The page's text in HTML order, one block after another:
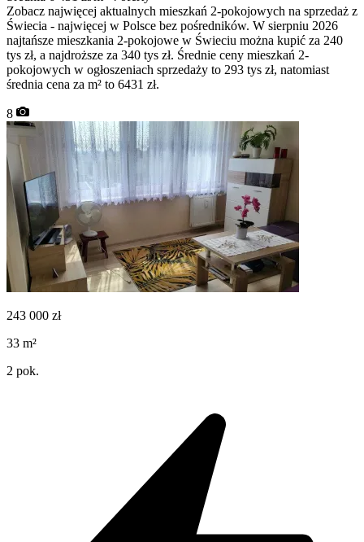
Zobacz najwięcej aktualnych mieszkań 2-pokojowych na sprzedaż z
Świecia - najwięcej w Polsce bez pośredników. W sierpniu 2026
najtańsze mieszkania 2-pokojowe w Świeciu można kupić za 240
tys zł, a najdroższe za 340 tys zł. Średnie ceny mieszkań 2-
pokojowych w ogłoszeniach sprzedaży to 293 tys zł, natomiast
średnia cena za m² to 6431 zł.
8
243 000 zł
33 m²
2 pok.